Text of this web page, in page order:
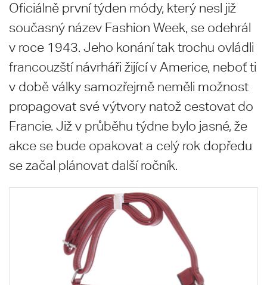
Oficiálně první týden módy, který nesl již
současný název Fashion Week, se odehrál
v roce 1943. Jeho konání tak trochu ovládli
francouzští návrháři žijící v Americe, neboť ti
v době války samozřejmě neměli možnost
propagovat své výtvory natož cestovat do
Francie. Již v průběhu týdne bylo jasné, že
akce se bude opakovat a celý rok dopředu
se začal plánovat další ročník.